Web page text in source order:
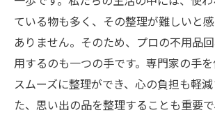
ている物も多く、その整理が難しいと
ありません。そのため、プロの不用品
用するのも一つの手です。専門家の手を
スムーズに整理ができ、心の負担も軽
た、思い出の品を整理することも重要